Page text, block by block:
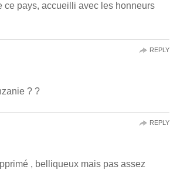
ce pays, accueilli avec les honneurs
? ?
REPLY
, belliqueux mais pas assez
REPLY